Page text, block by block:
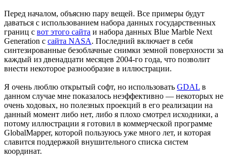
Перед началом, объясню пару вещей. Все примеры будут
даваться с использованием набора данных государственных
границ с вот этого сайта и набора данных Blue Marble Next
Generation с сайта NASA. Последний включает в себя
синтезированные безоблачные снимки земной поверхности за
каждый из двенадцати месяцев 2004-го года, что позволит
внести некоторое разнообразие в иллюстрации.
Я очень люблю открытый софт, но использовать GDAL в
данном случае мне показалось неэффективно — некоторых не
очень ходовых, но полезных проекций в его реализации на
данный момент либо нет, либо я плохо смотрел исходники, а
потому иллюстрации я готовил в коммерческой программе
GlobalMapper, которой пользуюсь уже много лет, и которая
славится поддержкой внушительного списка систем
координат.